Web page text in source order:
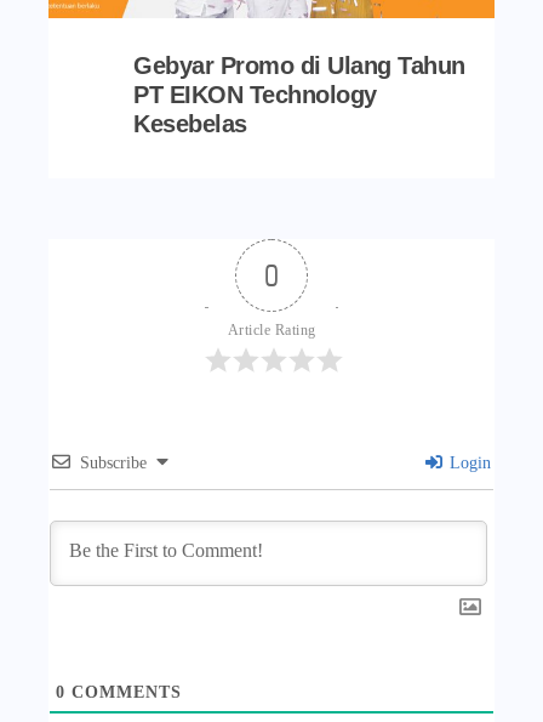
Gebyar Promo di Ulang Tahun
PT EIKON Technology
Kesebelas
0
Article Rating
Subscribe Login
0 COMMENTS